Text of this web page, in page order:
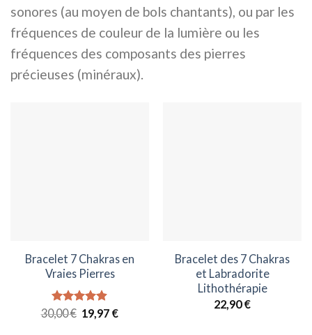
sonores (au moyen de bols chantants), ou par les
fréquences de couleur de la lumière ou les
fréquences des composants des pierres
précieuses (minéraux).
Bracelet 7 Chakras en
Vraies Pierres
Note 4.87
30,00€ Le
prix
19,97 €Le
Bracelet des 7 Chakras
et Labradorite
Lithothérapie
22,90€